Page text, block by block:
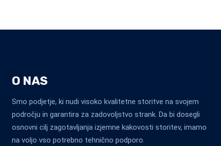
O NAS
Smo podjetje, ki nudi visoko kvalitetne storitve na svojem
področju in garantira za zadovoljstvo strank. Da bi dosegli
osnovni cilj zagotavljanja izjemne kakovosti storitev, imamo
na voljo vso potrebno tehnično podporo.